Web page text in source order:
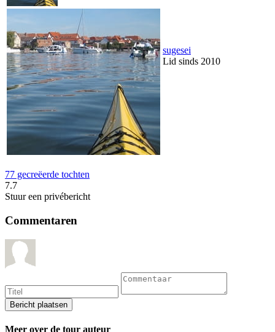
sugesei
Lid sinds 2010
77 gecreëerde tochten
7.7
Stuur een privébericht
Commentaren
Meer over de tour auteur